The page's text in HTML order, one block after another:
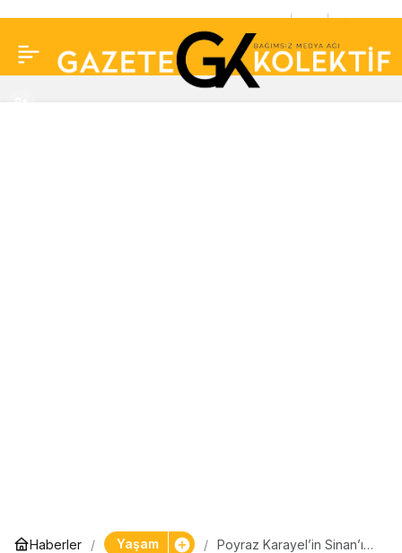
Haberler Yaşam
Poyraz Karayel’in Sinan’ı
Ciğerci ve Gökhan Çıra